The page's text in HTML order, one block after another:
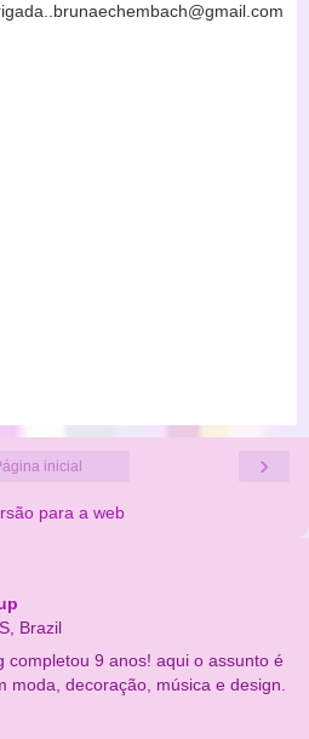
›
inicial
para a web
Brazil
completou 9 anos! aqui o assunto é
moda, decoração, música e design.